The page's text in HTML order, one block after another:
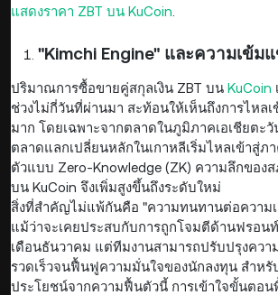
แสดงราคา ZBT บน KuCoin
"Kimchi Engine" และความเข้ม
ปริมาณการซื้อขายคู่สกุลเงิน ZBT บน KuCoin
ช่วงไม่กี่วันที่ผ่านมา สะท้อนให้เห็นถึงการไหลเ
มาก โดยเฉพาะจากตลาดในภูมิภาคเอเชียตะวั
ตลาดแลกเปลี่ยนหลักในเกาหลีเริ่มไหลเข้าสู่ภ
ตัวแบบ Zero-Knowledge (ZK) ความลึกของ
บน KuCoin จึงเพิ่มสูงขึ้นถึงระดับใหม่
สิ่งที่สำคัญไม่แพ้กันคือ "ความทนทานต่อความเ
แม้ว่าจะเคยประสบกับการถูกโจมตีด้านฟรอน
เดือนธันวาคม แต่ทีมงานสามารถปรับปรุงควา
รวดเร็วจนฟื้นฟูความมั่นใจของนักลงทุน สำหรั
ประโยชน์จากความฟื้นตัวนี้ การเข้าใจขั้นตอ